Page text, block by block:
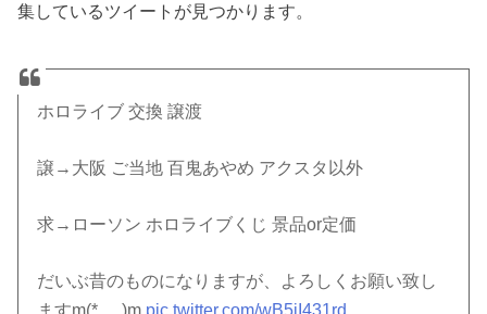
集しているツイートが見つかります。
ホロライブ 交換 譲渡
譲→大阪 ご当地 百鬼あやめ アクスタ以外
求→ローソン ホロライブくじ 景品or定価
だいぶ昔のものになりますが、よろしくお願い致し